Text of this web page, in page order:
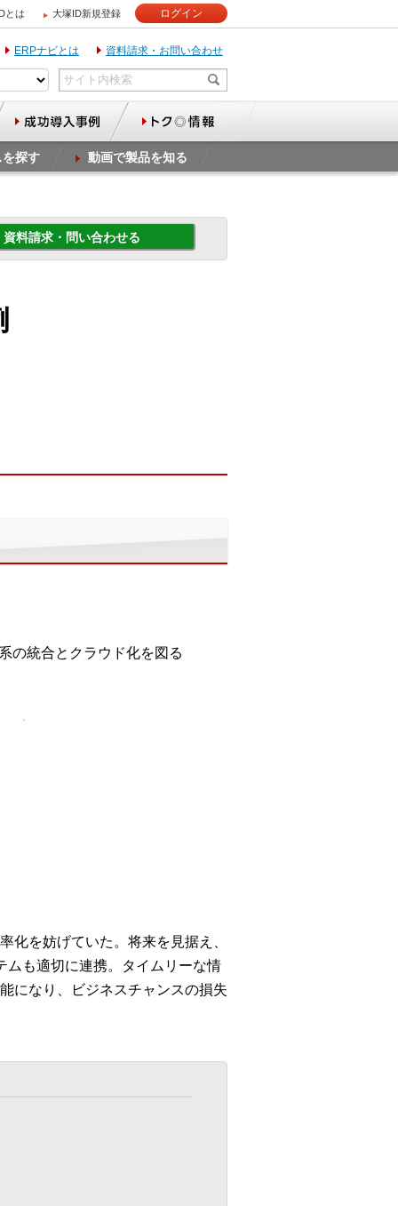
とは 大塚ID新規登録 ログイン
ERPナビとは 資料請求・お問い合わせ
探す 動画で製品を知る
資料請求・問い合わせる
の統合とクラウド化を図る
化を妨げていた。将来を見据え、
ムも適切に連携。タイムリーな情
になり、ビジネスチャンスの損失